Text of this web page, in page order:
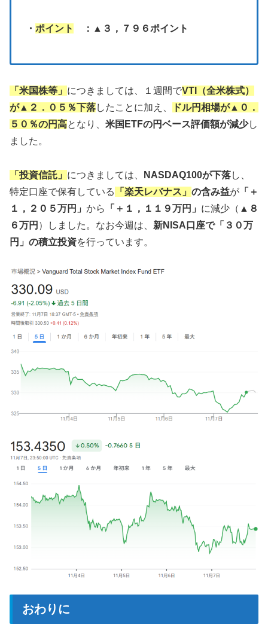
・ ポイント ：▲３，７９６ポイント
「米国株等」 につきましては、１週間でVTI（全米株式）
が▲２．０５％下落したことに加え、
ドル円相場が▲０．
５０％の円高となり、 米国ETFの円ベース評価額が減少し
ました。
「投資信託」 につきましては、 NASDAQ100が下落し、
特定口座で保有している
「楽天レバナス」 の含み益が 「＋
１，２０５万円」 から 「＋１，１１９万円」 に減少（ ▲８
６万円 ）しました。なお今週は、 新NISA口座で「３０万
円」の積立投資を行っています。
おわりに